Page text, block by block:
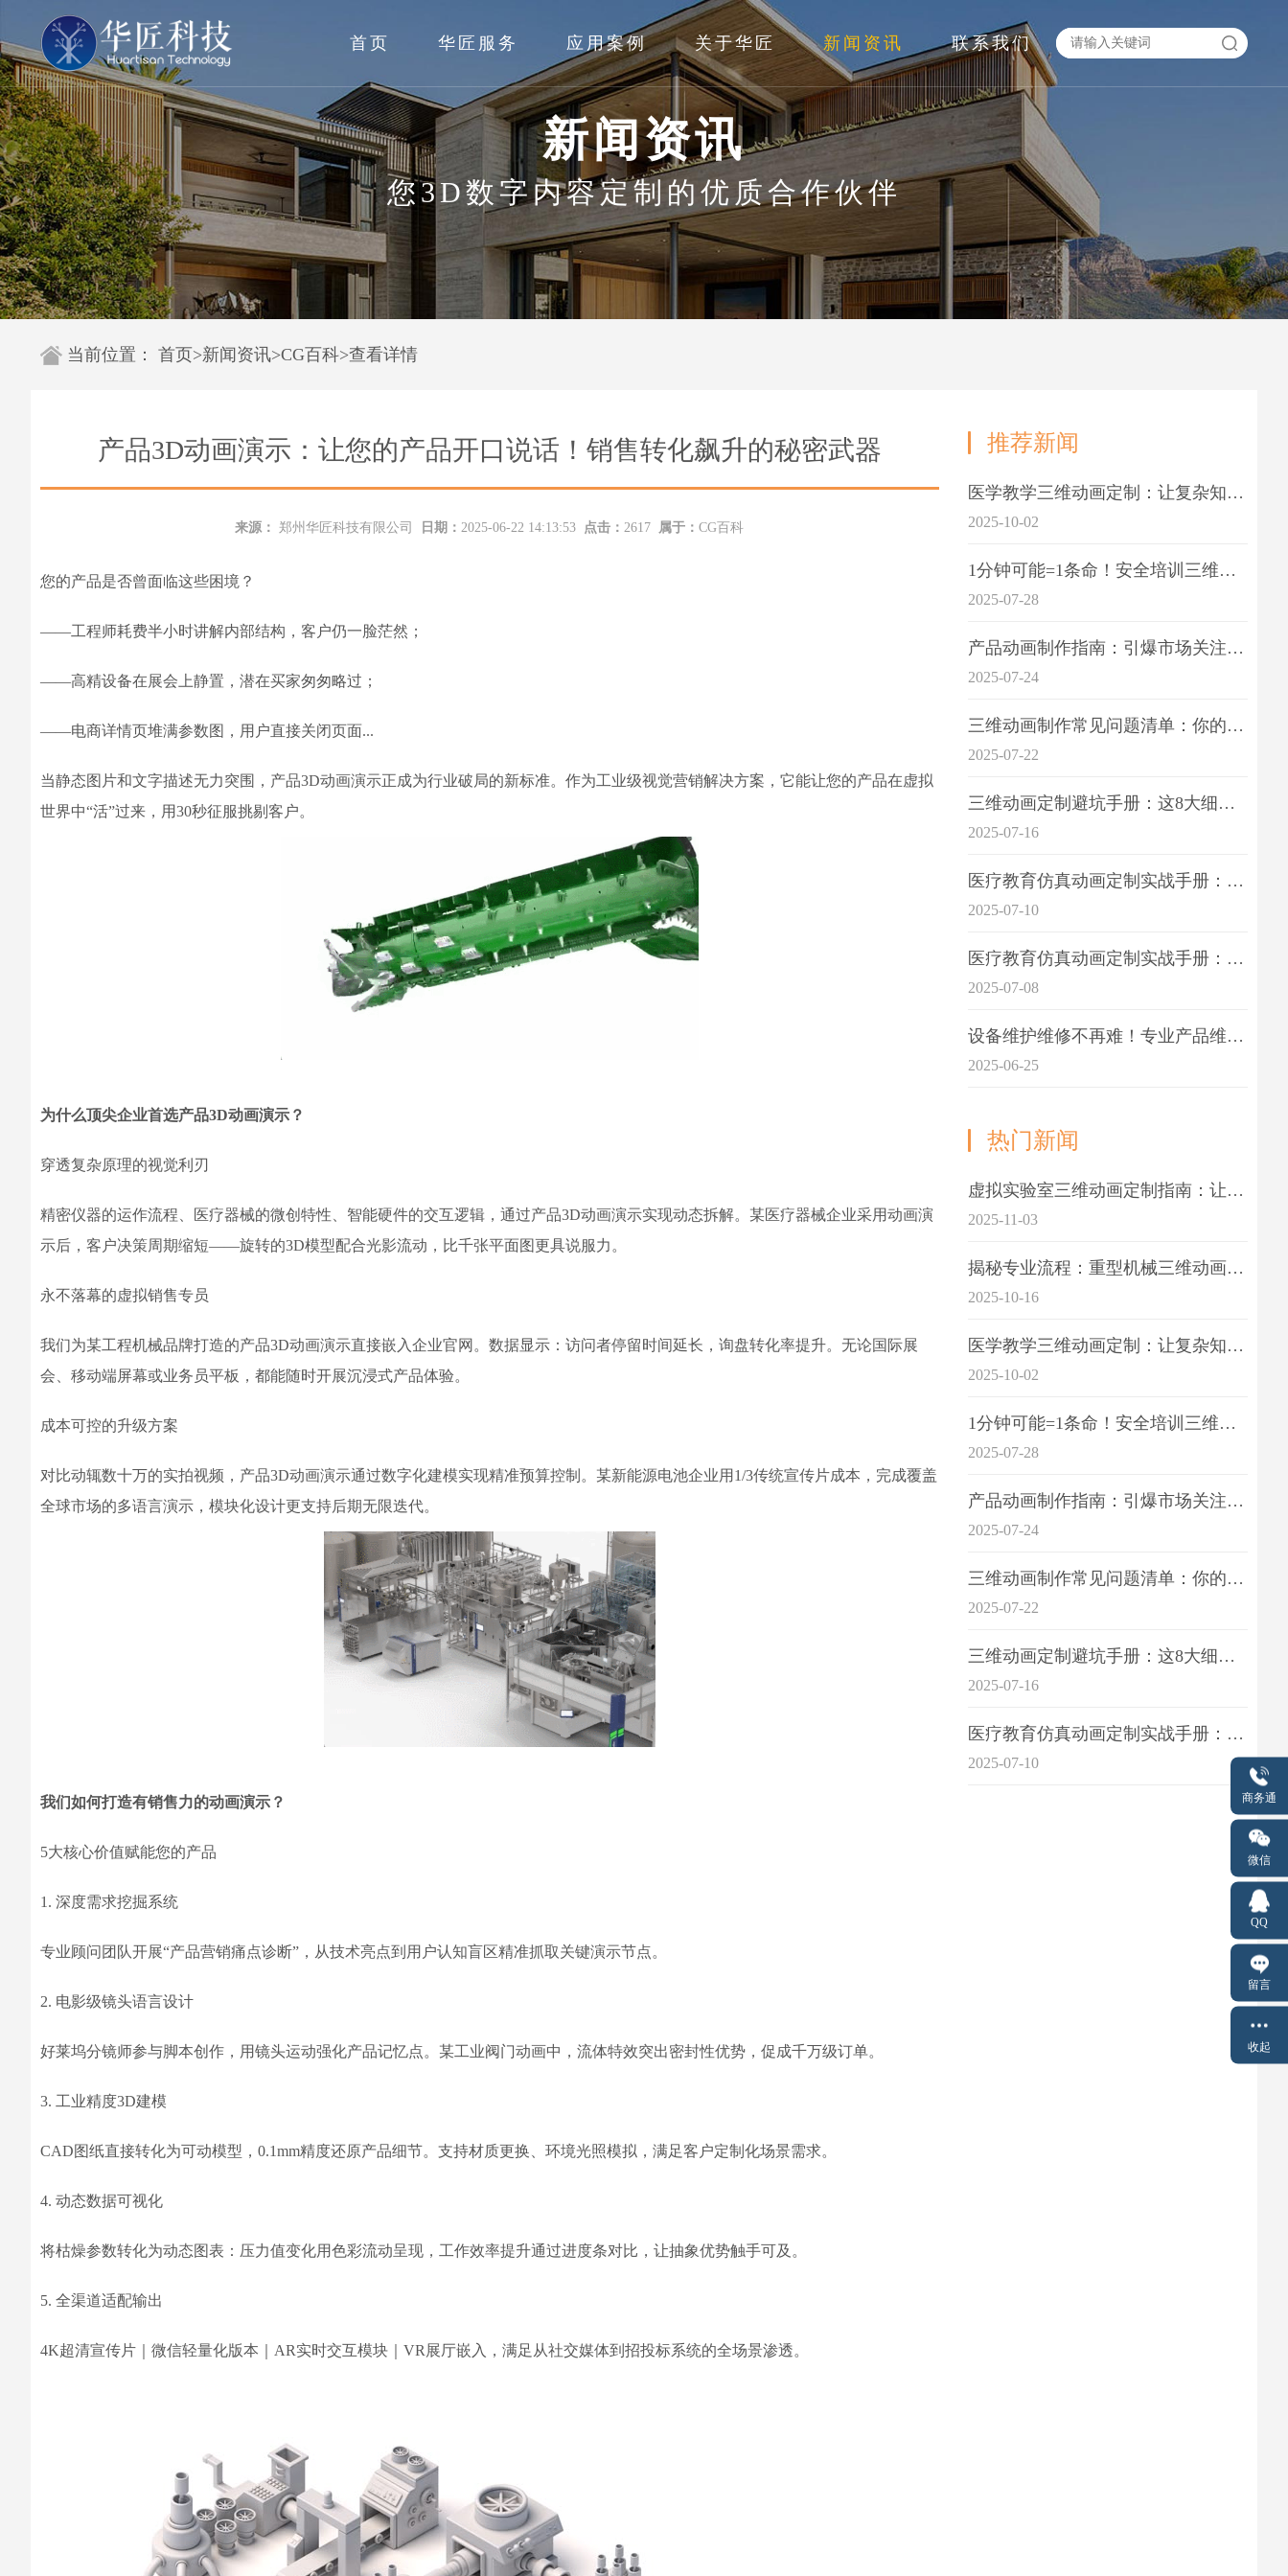
首页 华匠服务 应用案例 关于华匠 新闻资讯 联系我们
新闻资讯
您3D数字内容定制的优质合作伙伴
当前位置： 首页>新闻资讯>CG百科>查看详情
产品3D动画演示：让您的产品开口说话！销售转化飙升的秘密武器
来源： 郑州华匠科技有限公司 日期：2025-06-22 14:13:53 点击：2617 属于：CG百科
您的产品是否曾面临这些困境？
——工程师耗费半小时讲解内部结构，客户仍一脸茫然；
——高精设备在展会上静置，潜在买家匆匆略过；
——电商详情页堆满参数图，用户直接关闭页面...
当静态图片和文字描述无力突围，产品3D动画演示正成为行业破局的新标准。作为工业级视觉营销解决方案，它能让您的产品在虚拟
世界中“活”过来，用30秒征服挑剔客户。
为什么顶尖企业首选产品3D动画演示？
穿透复杂原理的视觉利刃
精密仪器的运作流程、医疗器械的微创特性、智能硬件的交互逻辑，通过产品3D动画演示实现动态拆解。某医疗器械企业采用动画演
示后，客户决策周期缩短——旋转的3D模型配合光影流动，比千张平面图更具说服力。
永不落幕的虚拟销售专员
我们为某工程机械品牌打造的产品3D动画演示直接嵌入企业官网。数据显示：访问者停留时间延长，询盘转化率提升。无论国际展
会、移动端屏幕或业务员平板，都能随时开展沉浸式产品体验。
成本可控的升级方案
对比动辄数十万的实拍视频，产品3D动画演示通过数字化建模实现精准预算控制。某新能源电池企业用1/3传统宣传片成本，完成覆盖
全球市场的多语言演示，模块化设计更支持后期无限迭代。
我们如何打造有销售力的动画演示？
5大核心价值赋能您的产品
1. 深度需求挖掘系统
专业顾问团队开展“产品营销痛点诊断”，从技术亮点到用户认知盲区精准抓取关键演示节点。
2. 电影级镜头语言设计
好莱坞分镜师参与脚本创作，用镜头运动强化产品记忆点。某工业阀门动画中，流体特效突出密封性优势，促成千万级订单。
3. 工业精度3D建模
CAD图纸直接转化为可动模型，0.1mm精度还原产品细节。支持材质更换、环境光照模拟，满足客户定制化场景需求。
4. 动态数据可视化
将枯燥参数转化为动态图表：压力值变化用色彩流动呈现，工作效率提升通过进度条对比，让抽象优势触手可及。
5. 全渠道适配输出
4K超清宣传片｜微信轻量化版本｜AR实时交互模块｜VR展厅嵌入，满足从社交媒体到招投标系统的全场景渗透。
推荐新闻
医学教学三维动画定制：让复杂知识一目了
2025-10-02
1分钟可能=1条命！安全培训三维动画制作成本效益深度拆解
2025-07-28
产品动画制作指南：引爆市场关注的视觉引擎
2025-07-24
三维动画制作常见问题清单：你的项目是否踩中这6大技术雷区？
2025-07-22
三维动画定制避坑手册：这8大细节重点关注
2025-07-16
医疗教育仿真动画定制实战手册：击破传统医学教育7大痛点
2025-07-10
医疗教育仿真动画定制实战手册：解决传统教学的7大痛点
2025-07-08
设备维护维修不再难！专业产品维护三维动画演示定制指南
2025-06-25
热门新闻
虚拟实验室三维动画定制指南：让科学教学更生动
2025-11-03
揭秘专业流程：重型机械三维动画制作的5大关键步骤
2025-10-16
医学教学三维动画定制：让复杂知识一目了
2025-10-02
1分钟可能=1条命！安全培训三维动画制作成本效益深度拆解
2025-07-28
产品动画制作指南：引爆市场关注的视觉引擎
2025-07-24
三维动画制作常见问题清单：你的项目是否踩中这6大技术雷区？
2025-07-22
三维动画定制避坑手册：这8大细节重点关注
2025-07-16
医疗教育仿真动画定制实战手册：击破传统医学教育7大痛点
2025-07-10
商务通
微信
QQ
留言
收起